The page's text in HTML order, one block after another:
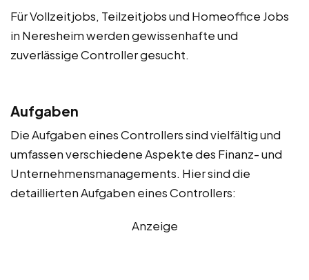
Für Vollzeitjobs, Teilzeitjobs und Homeoffice Jobs
in Neresheim werden gewissenhafte und
zuverlässige Controller gesucht.
Aufgaben
Die Aufgaben eines Controllers sind vielfältig und
umfassen verschiedene Aspekte des Finanz- und
Unternehmensmanagements. Hier sind die
detaillierten Aufgaben eines Controllers:
Anzeige